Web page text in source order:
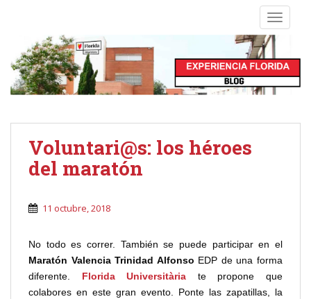
Voluntari@s: los héroes
del maratón
11 octubre, 2018
No todo es correr. También se puede participar en el
Maratón Valencia Trinidad Alfonso EDP de una forma
diferente. Florida Universitària te propone que
colabores en este gran evento. Ponte las zapatillas, la